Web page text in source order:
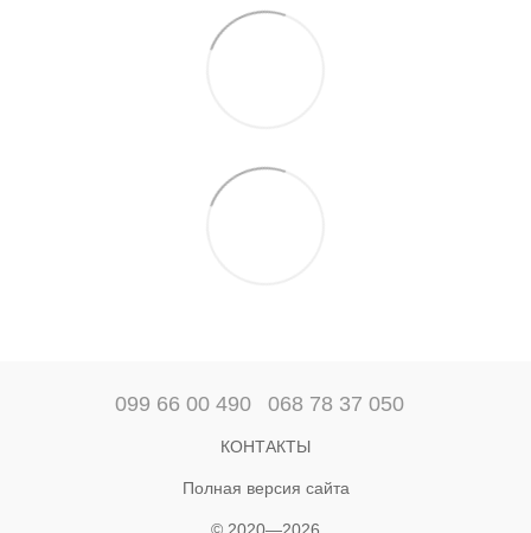
099 66 00 490 068 78 37 050
КОНТАКТЫ
Полная версия сайта